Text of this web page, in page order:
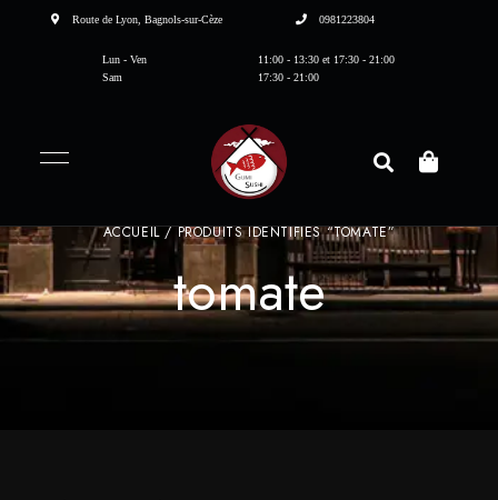
Route de Lyon, Bagnols-sur-Cèze 0981223804
Lun - Ven
11:00 - 13:30 et 17:30 - 21:00
Sam
17:30 - 21:00
ACCUEIL/ PRODUITS IDENTIFIÉS “TOMATE”
tomate